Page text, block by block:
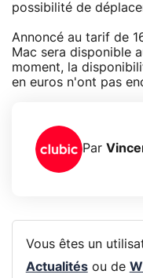
possibilité de
Annoncé au tarif de
Mac sera disponible
moment, la
en euros n'ont pas
Par
Vous êtes un
Actualitésou de